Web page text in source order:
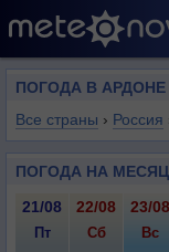
ПОГОДА В АРДОНЕ
Все страны › Россия
ПОГОДА НА
21/08 22/08 23/08
Пт Сб Вс